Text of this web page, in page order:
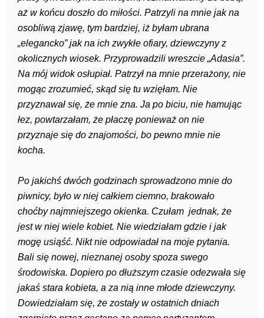
aż w końcu doszło do miłości. Patrzyli na mnie jak na
osobliwą zjawę, tym bardziej, iż byłam ubrana
„elegancko” jak na ich zwykłe ofiary, dziewczyny z
okolicznych wiosek. Przyprowadzili wreszcie „Adasia”.
Na mój widok osłupiał. Patrzył na mnie przerażony, nie
mogąc zrozumieć, skąd się tu wzięłam. Nie
przyznawał się, że mnie zna. Ja po biciu, nie hamując
łez, powtarzałam, że płaczę ponieważ on nie
przyznaje się do znajomości, bo pewno mnie nie
kocha.
Po jakichś dwóch godzinach sprowadzono mnie do
piwnicy, było w niej całkiem ciemno, brakowało
choćby najmniejszego okienka. Czułam jednak, że
jest w niej wiele kobiet. Nie wiedziałam gdzie i jak
mogę usiąść. Nikt nie odpowiadał na moje pytania.
Bali się nowej, nieznanej osoby spoza swego
środowiska. Dopiero po dłuższym czasie odezwała się
jakaś stara kobieta, a za nią inne młode dziewczyny.
Dowiedziałam się, że zostały w ostatnich dniach